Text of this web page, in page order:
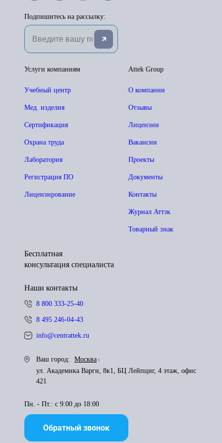
Подпишитесь на рассылку:
Attek Group
О компании
Отзывы
Лицензии
Вакансии
Проекты
Документы
Контакты
Журнал Аттэк
Товарный знак
Услуги компаниям
Учебный центр
Мед. изделия
Сертификация
Охрана труда
Лаборатория
Регистрация ПО
Лицензирование
Бесплатная
консультация специалиста
Наши контакты
8 800 333-25-40
8 495 246-04-43
info@centrattek.ru
Ваш город:
Москва
ул. Академика Варги, 8к1, БЦ Лейпциг, 4 этаж, офис
421
Пн. - Пт.: с 9:00 до 18:00
Обратный звонок